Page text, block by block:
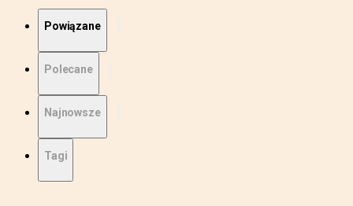
Powiązane
Polecane
Najnowsze
Tagi